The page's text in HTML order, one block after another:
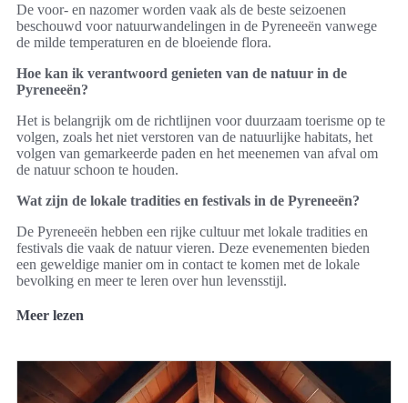
De voor- en nazomer worden vaak als de beste seizoenen
beschouwd voor natuurwandelingen in de Pyreneeën vanwege
de milde temperaturen en de bloeiende flora.
Hoe kan ik verantwoord genieten van de natuur in de
Pyreneeën?
Het is belangrijk om de richtlijnen voor duurzaam toerisme op te
volgen, zoals het niet verstoren van de natuurlijke habitats, het
volgen van gemarkeerde paden en het meenemen van afval om
de natuur schoon te houden.
Wat zijn de lokale tradities en festivals in de Pyreneeën?
De Pyreneeën hebben een rijke cultuur met lokale tradities en
festivals die vaak de natuur vieren. Deze evenementen bieden
een geweldige manier om in contact te komen met de lokale
bevolking en meer te leren over hun levensstijl.
Meer lezen